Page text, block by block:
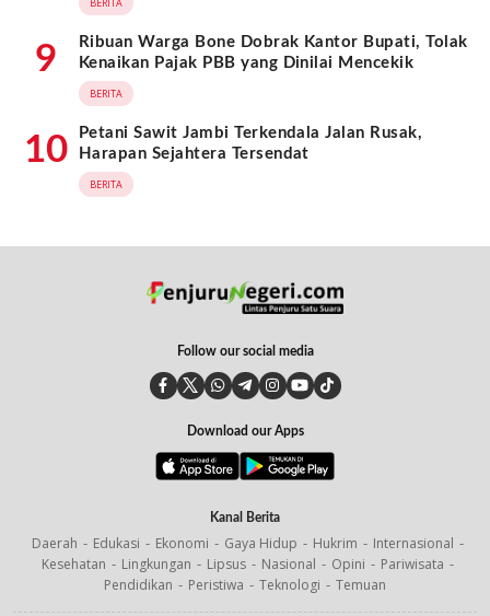
9
Ribuan Warga Bone Dobrak Kantor Bupati, Tolak
Kenaikan Pajak PBB yang Dinilai Mencekik
BERITA
10
Petani Sawit Jambi Terkendala Jalan Rusak,
Harapan Sejahtera Tersendat
BERITA
Follow our social media
Download our Apps
Kanal Berita
Daerah Edukasi Ekonomi Gaya Hidup Hukrim
Internasional
Kesehatan
Lingkungan Lipsus Nasional Opini
Pariwisata
Pendidikan
Peristiwa Teknologi Temuan